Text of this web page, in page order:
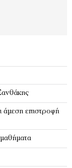
επιστροφή